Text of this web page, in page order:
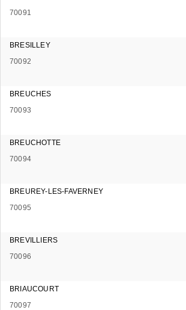
70091
BRESILLEY
70092
BREUCHES
70093
BREUCHOTTE
70094
BREUREY-LES-FAVERNEY
70095
BREVILLIERS
70096
BRIAUCOURT
70097